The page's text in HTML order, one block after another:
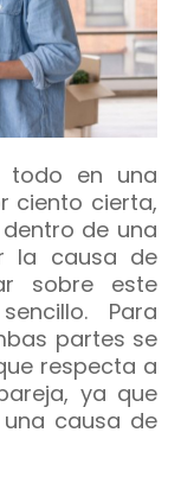
todo en una
ciento cierta,
de una
la causa de
sobre este
Para
partes se
respecta a
ya que
causa de